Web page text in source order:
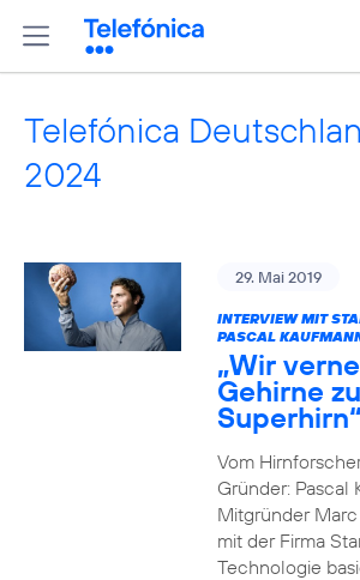
Telefónica
2024
29. Mai 2019
INTERVIEW MIT
PASCAL
„Wir
Gehirne
Superhirn“
Vom
Gründer: Pascal
Mitgründer
mit der Firma
Technologie